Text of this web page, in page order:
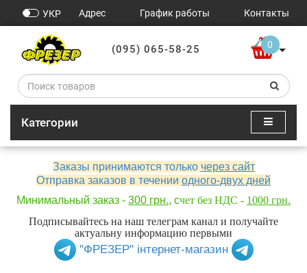
УКР Адрес График работы Контакты
Категории
(095) 065-58-25 0
Заказы принимаются только через сайт
Отправка заказов в течении одного-двух дней
Минимальный заказ - 300 грн., счет без НДС - 1000 грн.
Подписывайтесь на наш телеграм канал и получайте
актуальну информацию первыми
"ФРЕЗЕР" інтернет-магазин